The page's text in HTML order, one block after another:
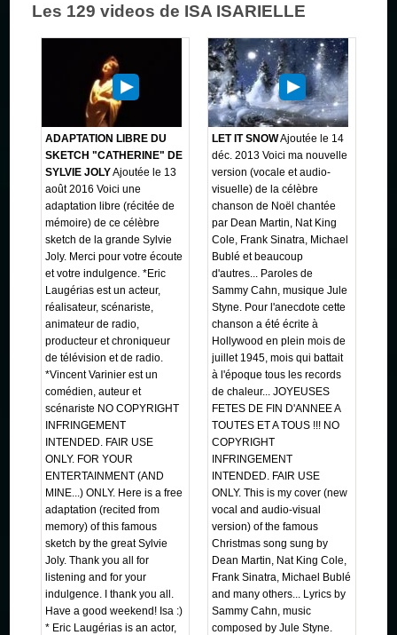
Les 129 videos de ISA ISARIELLE
ADAPTATION LIBRE DU
SKETCH "CATHERINE" DE
SYLVIE JOLYAjoutée le 13
août 2016 Voici une
adaptation libre (récitée de
mémoire) de ce célèbre
sketch de la grande Sylvie
Joly. Merci pour votre écoute
et votre indulgence. *Eric
Laugérias est un acteur,
réalisateur, scénariste,
animateur de radio,
producteur et chroniqueur
de télévision et de radio.
*Vincent Varinier est un
comédien, auteur et
scénariste NO COPYRIGHT
INFRINGEMENT
INTENDED. FAIR USE
ONLY. FOR YOUR
ENTERTAINMENT (AND
MINE...) ONLY. Here is a free
adaptation (recited from
memory) of this famous
sketch by the great Sylvie
Joly. Thank you all for
listening and for your
indulgence. I thank you all.
Have a good weekend! Isa :)
* Eric Laugérias is an actor,
LET IT SNOWAjoutée le 14
déc. 2013 Voici ma nouvelle
version (vocale et audio-
visuelle) de la célèbre
chanson de Noël chantée
par Dean Martin, Nat King
Cole, Frank Sinatra, Michael
Bublé et beaucoup
d'autres... Paroles de
Sammy Cahn, musique Jule
Styne. Pour l'anecdote cette
chanson a été écrite à
Hollywood en plein mois de
juillet 1945, mois qui battait
à l'époque tous les records
de chaleur... JOYEUSES
FETES DE FIN D'ANNEE A
TOUTES ET A TOUS !!! NO
COPYRIGHT
INFRINGEMENT
INTENDED. FAIR USE
ONLY. This is my cover (new
vocal and audio-visual
version) of the famous
Christmas song sung by
Dean Martin, Nat King Cole,
Frank Sinatra, Michael Bublé
and many others... Lyrics by
Sammy Cahn, music
composed by Jule Styne.